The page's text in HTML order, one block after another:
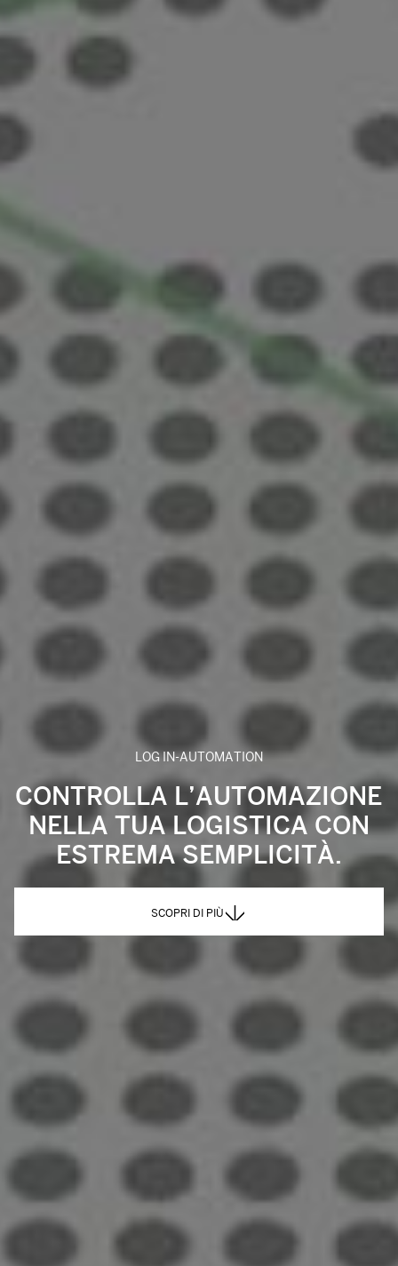
LOG IN-AUTOMATION
CONTROLLA L’AUTOMAZIONE
NELLA TUA LOGISTICA CON
ESTREMA SEMPLICITÀ.
SCOPRI DI PIÙ